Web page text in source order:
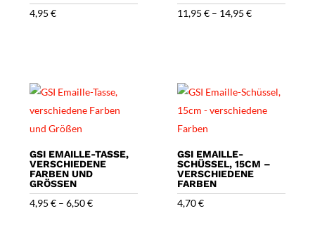
4,95€ 11,95€ – 14,95€
GSI EMAILLE-TASSE,
VERSCHIEDENE
FARBEN UND
GRÖSSEN
4,95€ –6,50€
GSI EMAILLE-
SCHÜSSEL, 15CM –
VERSCHIEDENE
FARBEN
4,70€